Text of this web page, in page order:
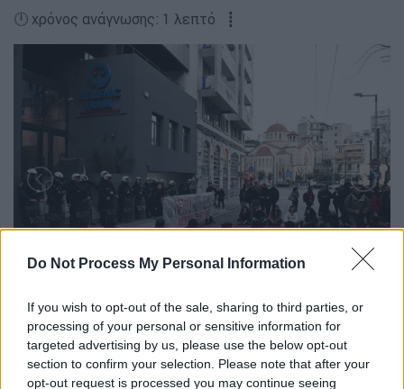
Do Not Process My Personal Information
If you wish to opt-out of the sale, sharing to third parties, or
processing of your personal or sensitive information for
targeted advertising by us, please use the below opt-out
section to confirm your selection. Please note that after your
opt-out request is processed you may continue seeing
🕛 χρόνος ανάγνωσης: 1 λεπτό ┋